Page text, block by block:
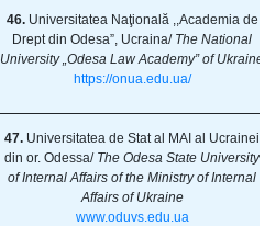
46. Universitatea Naţională ,,Academia de
Drept din Odesa”, Ucraina/ The National
University „Odesa Law Academy” of Ukraine
https://onua.edu.ua/
47. Universitatea de Stat al MAI al Ucrainei
din or. Odessa/ The Odesa State University
of Internal Affairs of the Ministry of Internal
Affairs of Ukraine
www.oduvs.edu.ua